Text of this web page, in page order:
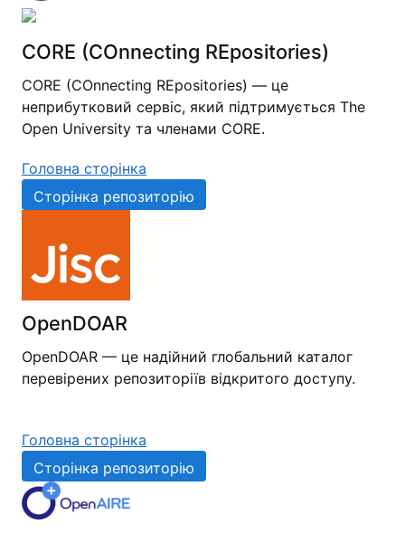
CORE (COnnecting REpositories)
CORE (COnnecting REpositories) — це
неприбутковий сервіс, який підтримується The
Open University та членами CORE.
Головна сторінка
Сторінка репозиторію
OpenDOAR
OpenDOAR — це надійний глобальний каталог
перевірених репозиторіїв відкритого доступу.
Головна сторінка
Сторінка репозиторію